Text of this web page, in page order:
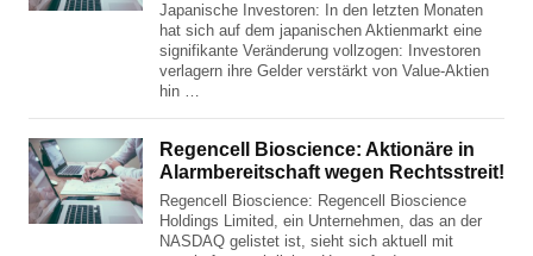
Japanische Investoren: In den letzten Monaten
hat sich auf dem japanischen Aktienmarkt eine
signifikante Veränderung vollzogen: Investoren
verlagern ihre Gelder verstärkt von Value-Aktien
hin …
Regencell Bioscience: Aktionäre in
Alarmbereitschaft wegen Rechtsstreit!
Regencell Bioscience: Regencell Bioscience
Holdings Limited, ein Unternehmen, das an der
NASDAQ gelistet ist, sieht sich aktuell mit